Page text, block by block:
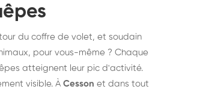
du coffre de volet, et soudain
pour vous-même ? Chaque
atteignent leur pic d'activité.
visible. À Cesson et dans tout